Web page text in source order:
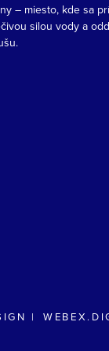
– miesto, kde sa
silou vody a